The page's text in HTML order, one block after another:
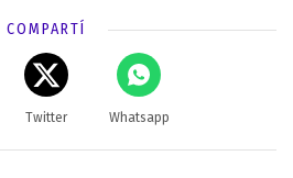
COMPARTÍ
Twitter Whatsapp